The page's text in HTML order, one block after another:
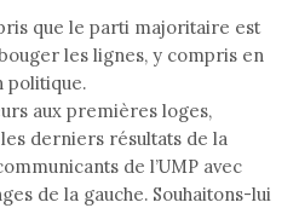
que le parti majoritaire est
les lignes, y compris en
politique.
aux premières loges,
derniers résultats de la
de l’UMP avec
de la gauche. Souhaitons-lui